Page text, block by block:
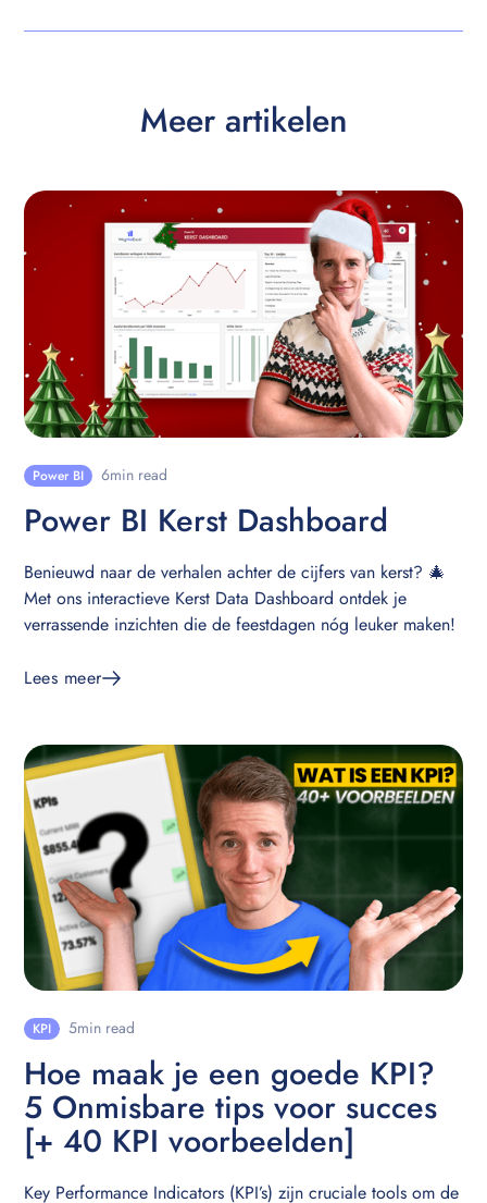
Meer artikelen
Power BI 6min read
Power BI Kerst Dashboard
Benieuwd naar de verhalen achter de cijfers van kerst? 🎄
Met ons interactieve Kerst Data Dashboard ontdek je
verrassende inzichten die de feestdagen nóg leuker maken!
Lees meer
KPI 5min read
Hoe maak je een goede KPI?
5 Onmisbare tips voor succes
[+ 40 KPI voorbeelden]
Key Performance Indicators (KPI’s) zijn cruciale tools om de